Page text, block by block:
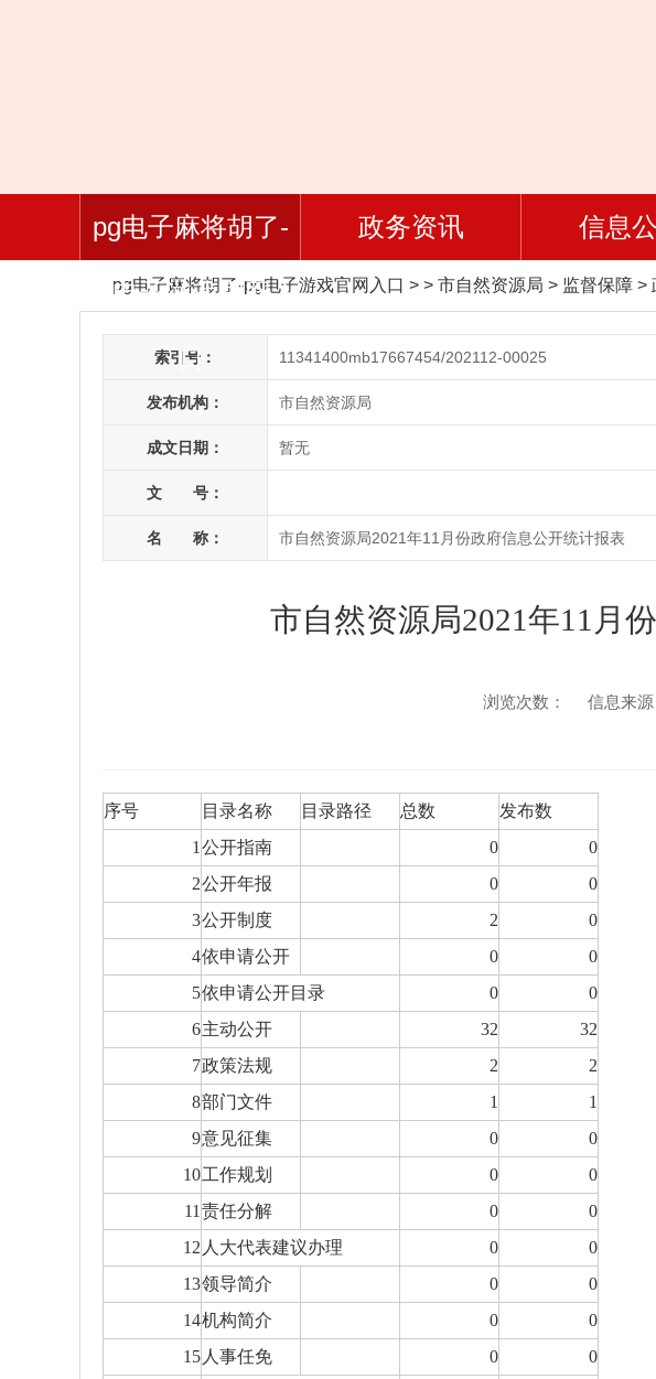
pg电子麻将胡了-
pg电子游戏官网入
口
政务资讯 信息
pg电子麻将胡了-pg电子游戏官网入口 > > 市自然资源局 > 监督保障 >
索引号： 11341400mb17667454/202112-00025
发布机构： 市自然资源局
成文日期： 暂无
文 号：
名 称： 市自然资源局2021年11月份政府信息公开统计报表
市自然资源局2021年11月
浏览次数： 信息来
序号 目录名称 目录路径 总数
发布数
1 公开指南 0
0
2公开年报 0
0
3公开制度 2
0
4依申请公开 0
0
5依申请公开目录 0
0
6主动公开 32
32
7政策法规 2
2
8部门文件 1
1
9意见征集 0
0
10工作规划 0
0
11 责任分解 0
0
12 人大代表建议办理 0
0
13领导简介 0
0
14机构简介 0
0
15 人事任免 0
0